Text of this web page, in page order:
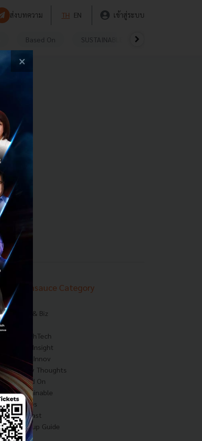
ส่งบทความ TH EN เข้าสู่ระบบ
Based On SUSTAINABLE
Techsauce Category
Tech & Biz
HealthTech
Exec Insight
Corp Innov
Saucy Thoughts
Based On
Sustainable
Videos
Podcast
Startup Guide
×